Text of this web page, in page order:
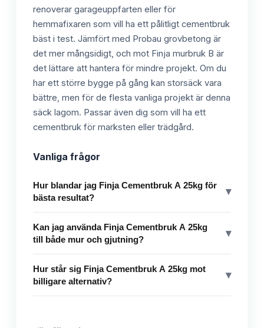
renoverar garageuppfarten eller för
hemmafixaren som vill ha ett pålitligt cementbruk
bäst i test. Jämfört med Probau grovbetong är
det mer mångsidigt, och mot Finja murbruk B är
det lättare att hantera för mindre projekt. Om du
har ett större bygge på gång kan storsäck vara
bättre, men för de flesta vanliga projekt är denna
säck lagom. Passar även dig som vill ha ett
cementbruk för marksten eller trädgård.
Vanliga frågor
Hur blandar jag Finja Cementbruk A 25kg för
bästa resultat?
▾
Kan jag använda Finja Cementbruk A 25kg
till både mur och gjutning?
▾
Hur står sig Finja Cementbruk A 25kg mot
billigare alternativ?
▾